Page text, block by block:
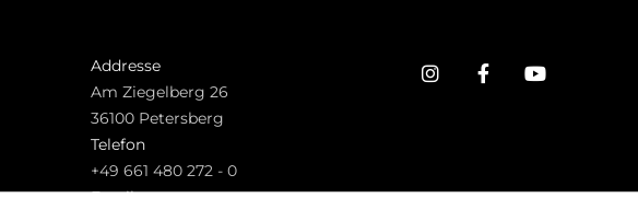
Addresse
Am Ziegelberg 26
36100 Petersberg
Telefon
+49 661 480 272 - 0